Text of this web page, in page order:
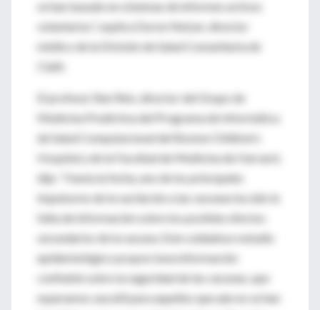
se han basado en sistemas de informes activos
voluntarios”, explica Doron Netzer, director
médico de la División de Salud Comunitaria de
Clalit.
El profesor Ben Reis, director del Grupo de
Medicina Predictiva del Programa de Informática
de Salud Computacional del Boston Children's
Hospital y de la Facultad de Medicina de Harvard,
dijo: “Hasta la fecha, uno de los principales
impulsores de la vacilación a las vacunas ha sido la
falta de información sobre los posibles efectos
secundarios de la vacuna. Este cuidadoso estudio
epidemiológico proporciona información
confiable sobre la seguridad de las vacunas, que
esperamos sea útil para aquellos que aún no se han